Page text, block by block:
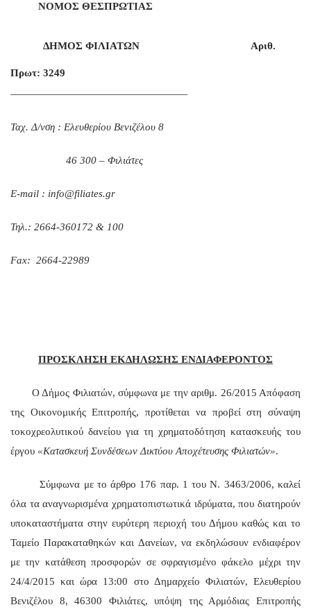
ΝΟΜΟΣ ΘΕΣΠΡΩΤΙΑΣ
ΔΗΜΟΣ ΦΙΛΙΑΤΩΝ Αριθ.
Πρωτ: 3249
—————————————————
Ταχ. Δ/νση : Ελευθερίου Βενιζέλου 8
46 300 – Φιλιάτες
Ε-mail : info@filiates.gr
Τηλ.: 2664-360172 & 100
Fax: 2664-22989
ΠΡΟΣΚΛΗΣΗ ΕΚΔΗΛΩΣΗΣ ΕΝΔΙΑΦΕΡΟΝΤΟΣ
Ο Δήμος Φιλιατών, σύμφωνα με την αριθμ. 26/2015 Απόφαση
της Οικονομικής Επιτροπής, προτίθεται να προβεί στη σύναψη
τοκοχρεολυτικού δανείου για τη χρηματοδότηση κατασκευής του
έργου «Κατασκευή Συνδέσεων Δικτύου Αποχέτευσης Φιλιατών».
Σύμφωνα με το άρθρο 176 παρ. 1 του Ν. 3463/2006, καλεί
όλα τα αναγνωρισμένα χρηματοπιστωτικά ιδρύματα, που διατηρούν
υποκαταστήματα στην ευρύτερη περιοχή του Δήμου καθώς και το
Ταμείο Παρακαταθηκών και Δανείων, να εκδηλώσουν ενδιαφέρον
με την κατάθεση προσφορών σε σφραγισμένο φάκελο μέχρι την
24/4/2015 και ώρα 13:00 στο Δημαρχείο Φιλιατών, Ελευθερίου
Βενιζέλου 8, 46300 Φιλιάτες, υπόψη της Αρμόδιας Επιτροπής